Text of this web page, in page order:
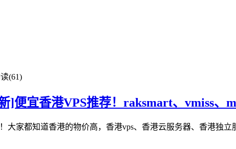
(61)
]便宜香港VPS推荐！raksmart、vmiss、
大家都知道香港的物价高，香港vps、香港云服务器、香港独